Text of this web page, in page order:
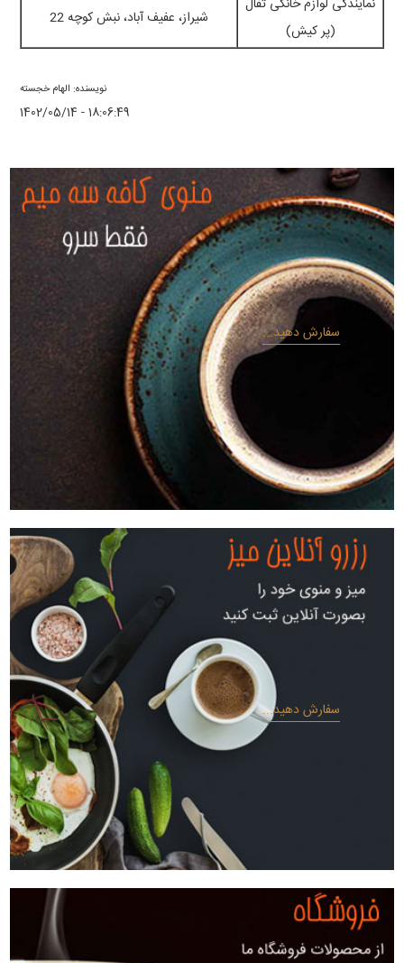
نمایندگی لوازم خانگی تفال
(پر کیش)
شیراز، عفیف آباد، نبش کوچه 22
نویسنده: الهام خجسته
1402/05/14 - 18:06:49
سفارش دهید...
سفارش دهید...